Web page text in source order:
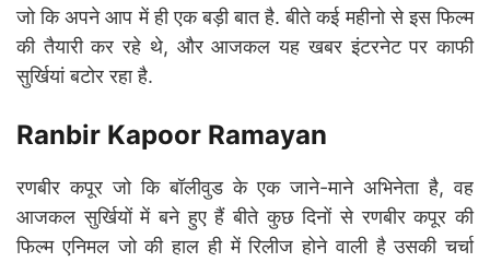
जो कि अपने आप में ही एक बड़ी बात है. बीते कई महीनो से इस फिल्म
की तैयारी कर रहे थे, और आजकल यह खबर इंटरनेट पर काफी
सुर्खियां बटोर रहा है.
Ranbir Kapoor Ramayan
रणबीर कपूर जो कि बॉलीवुड के एक जाने-माने अभिनेता है, वह
आजकल सुर्खियों में बने हुए हैं बीते कुछ दिनों से रणबीर कपूर की
फिल्म एनिमल जो की हाल ही में रिलीज होने वाली है उसकी चर्चा